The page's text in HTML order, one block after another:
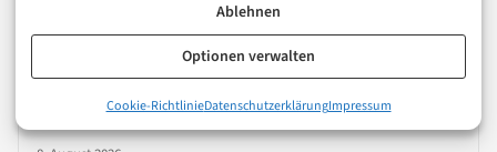
Ablehnen
Optionen verwalten
Cookie-RichtlinieDatenschutzerklärungImpressum
CYBERSECURITY
DATENSCHUTZ
Metabase-Zero-Day: Vom Dashboard
direkt in die Datenbank